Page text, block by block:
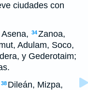
ciudades con
34Zanoa,
Adulam, Soco,
y Gederotaim;
38 Dileán, Mizpa,